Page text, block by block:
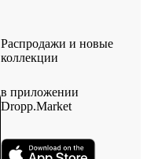
Распродажи и новые
коллекции
в приложении
Dropp.Market